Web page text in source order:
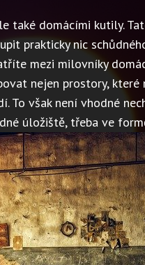
také domácími kutily.
prakticky nic
mezi milovníky
nejen prostory,
To však není vhodné
úložiště, třeba ve